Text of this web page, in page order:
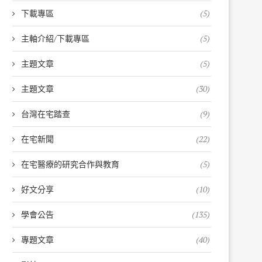
下載專區 (5)
主軸介紹/下載專區 (5)
主題文章 (5)
主題文章 (30)
台灣在宅踏查 (9)
在宅新聞 (22)
在宅醫療的研究合作與教育 (5)
好文分享 (10)
學會公告 (135)
專題文章 (40)